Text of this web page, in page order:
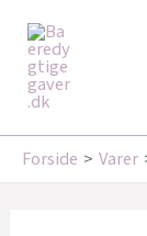
indholdet
Forside Varer
Tilbud!
Tilbud!